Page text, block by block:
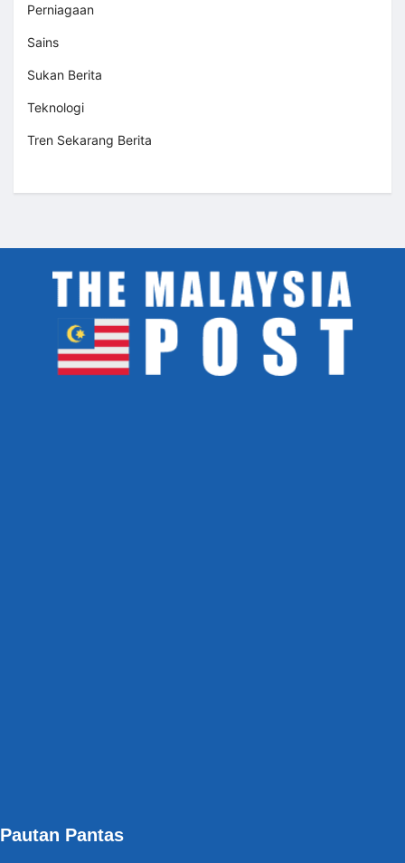
Perniagaan
Sains
Sukan Berita
Teknologi
Tren Sekarang Berita
Pautan Pantas